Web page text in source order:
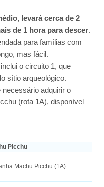
levará cerca de 2
de 1 hora para descer.
para famílias com
mas fácil.
o circuito 1, que
sítio arqueológico.
necessário adquirir o
(rota 1A), disponível
Picchu
Machu Picchu (1A)